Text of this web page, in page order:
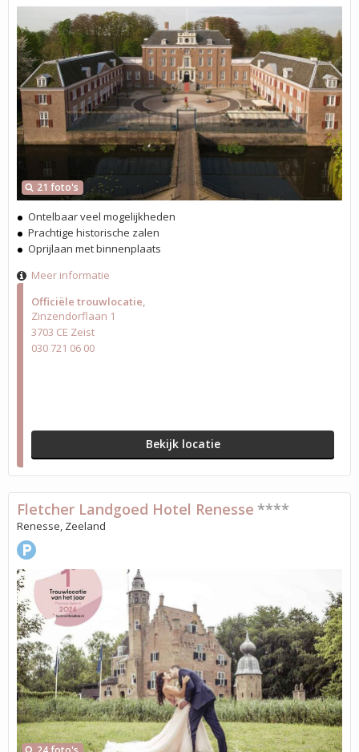
Officiële trouwlocatie
Zinzendorflaan 1
3703 CE Zeist
030 721 06 00
Bekijk locatie
21 foto's
Ontelbaar veel mogelijkheden
Prachtige historische zalen
Oprijlaan met binnenplaats
Meer informatie
Fletcher Landgoed Hotel Renesse ****
Renesse, Zeeland